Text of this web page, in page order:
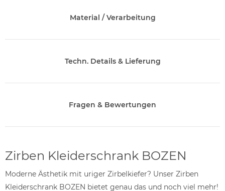
Material / Verarbeitung
Techn. Details & Lieferung
Fragen & Bewertungen
Zirben Kleiderschrank BOZEN
Moderne Ästhetik mit uriger Zirbelkiefer? Unser Zirben
Kleiderschrank BOZEN bietet genau das und noch viel mehr!